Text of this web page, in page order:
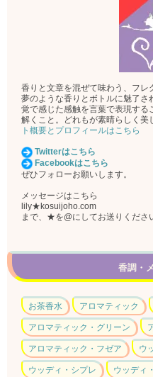
香りと文章を混ぜて味わう、フレ
夢のような香りとボトルに魅了
覚で感じた感触を言葉で表現する
解くこと。どれもが素晴らしく美
ト概要とプロフィールはこちら
Twitterはこちら
Facebookはこちら
ぜひフォローお願いします。
メッセージはこちら
lily★kosuijoho.com
まで、★を@にしてお送りくださ
香調・
お茶香水 アロマティック
アロマティック・グリーン
アロマティック・フゼア ウ
ウッディ・シプレ ウッディ